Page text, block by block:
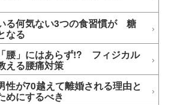
る何気ない3つの食習慣が 糖
なる
腰」にはあらず!? フィジカル
える腰痛対策
性が70越えて離婚される理由と
めにするべき